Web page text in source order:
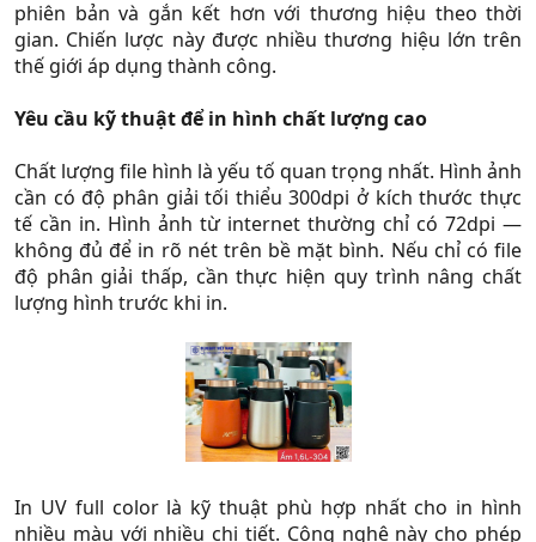
phiên bản và gắn kết hơn với thương hiệu theo thời
gian. Chiến lược này được nhiều thương hiệu lớn trên
thế giới áp dụng thành công.
Yêu cầu kỹ thuật để in hình chất lượng cao
Chất lượng file hình là yếu tố quan trọng nhất. Hình ảnh
cần có độ phân giải tối thiểu 300dpi ở kích thước thực
tế cần in. Hình ảnh từ internet thường chỉ có 72dpi —
không đủ để in rõ nét trên bề mặt bình. Nếu chỉ có file
độ phân giải thấp, cần thực hiện quy trình nâng chất
lượng hình trước khi in.​
In UV full color là kỹ thuật phù hợp nhất cho in hình
nhiều màu với nhiều chi tiết. Công nghệ này cho phép